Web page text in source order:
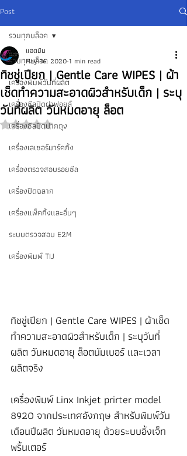
Post
รวมทุกบล็อค
เครื่องพิมพ์วันที่ผลิต
เครื่องซีลปิดฝาฟอยล์
เครื่องซีลปิดปากถุง
เครื่องเลเซอร์มาร์คกิ้ง
เครื่องตรวจสอบรอยซีล
เครื่องปิดฉลาก
เครื่องแพ็คกิ้งและอื่นๆ
ระบบตรวจสอบ E2M
เครื่องพิมพ์ TIJ
รวมทุกบล็อค
ทิชชู่เปียก | Gentle Care WIPES | ผ้า
เช็ดทำความสะอาดผิวสำหรับเด็ก | ระบุ
วันที่ผลิต วันหมดอายุ ล็อต
แอดมิน
May 16, 2020 1 min read
Rated NaN out of 5 stars.
ทิชชู่เปียก | Gentle Care WIPES | ผ้าเช็ด
ทำความสะอาดผิวสำหรับเด็ก | ระบุวันที่
ผลิต วันหมดอายุ ล็อตนัมเบอร์ และเวลา
ผลิตจริง
เครื่องพิมพ์ Linx Inkjet prirter model
8920 จากประเทศอังกฤษ สำหรับพิมพ์วัน
เดือนปีผลิต วันหมดอายุ ด้วยระบบอิ้งเจ็ท
พริ้นเตอร์